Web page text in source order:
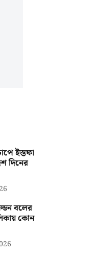
ইস্তফা
দিনের
বলের
কোন